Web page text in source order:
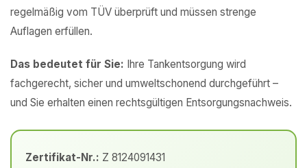
regelmäßig vom TÜV überprüft und müssen strenge
Auflagen erfüllen.
Das bedeutet für Sie: Ihre Tankentsorgung wird
fachgerecht, sicher und umweltschonend durchgeführt –
und Sie erhalten einen rechtsgültigen Entsorgungsnachweis.
Zertifikat-Nr.: Z 8124091431